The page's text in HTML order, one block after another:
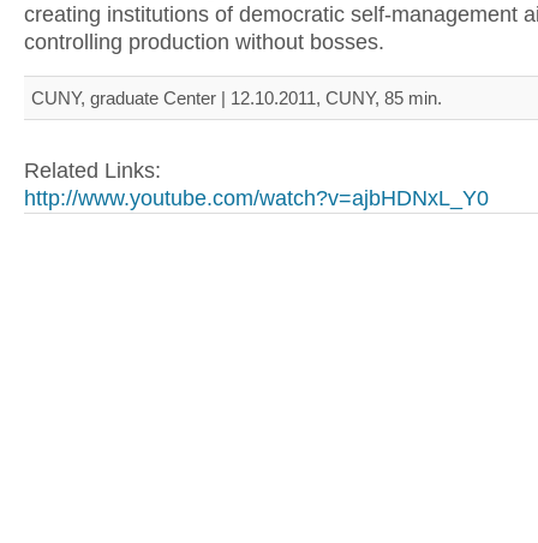
creating institutions of democratic self-management
controlling production without bosses.
CUNY, graduate Center | 12.10.2011, CUNY, 85 min.
Related Links:
http://www.youtube.com/watch?v=ajbHDNxL_Y0